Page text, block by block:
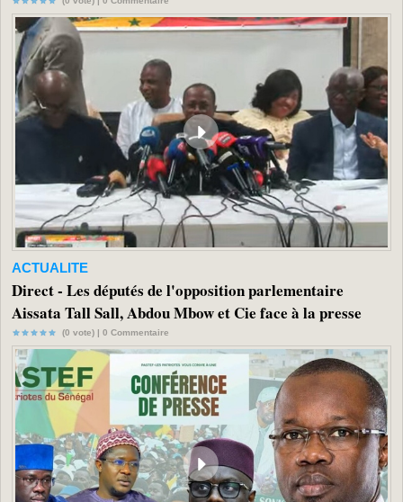
ACTUALITE
Direct - Les députés de l'opposition parlementaire
Aissata Tall Sall, Abdou Mbow et Cie face à la presse
(0 vote) | 0 Commentaire